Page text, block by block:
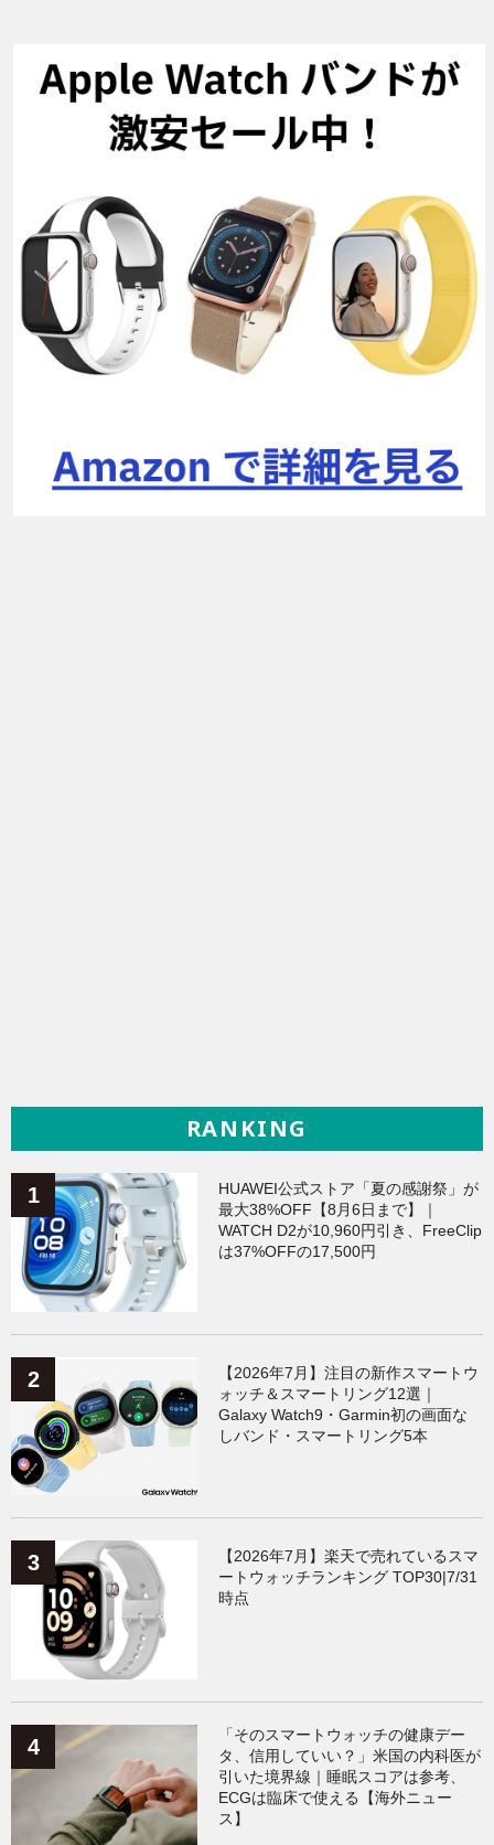
RANKING
HUAWEI公式ストア「夏の感謝祭」が
最大38%OFF【8月6日まで】｜
WATCH D2が10,960円引き、FreeClip
は37%OFFの17,500円
【2026年7月】注目の新作スマートウ
ォッチ＆スマートリング12選｜
Galaxy Watch9・Garmin初の画面な
しバンド・スマートリング5本
【2026年7月】楽天で売れているスマ
ートウォッチランキング TOP30|7/31
時点
「そのスマートウォッチの健康デー
タ、信用していい？」米国の内科医が
引いた境界線｜睡眠スコアは参考、
ECGは臨床で使える【海外ニュー
ス】